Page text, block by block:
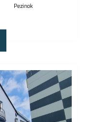
Pezinok